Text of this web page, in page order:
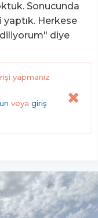
Sonucunda
Herkese
diye
yapmanız
veya giriş